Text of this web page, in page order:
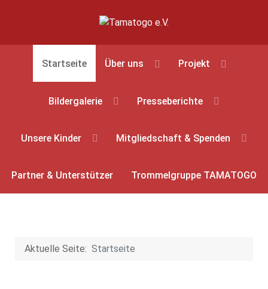
Startseite Über uns Projekt
Bildergalerie Presseberichte
Unsere Kinder Mitgliedschaft & Spenden
Partner & Unterstützer Trommelgruppe TAMATOGO
Aktuelle Seite: Startseite